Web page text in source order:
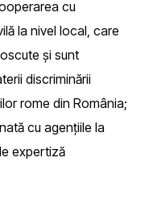
cu
la nivel local, care
și sunt
discriminării
rome din România;
cu agențiile la
expertiză